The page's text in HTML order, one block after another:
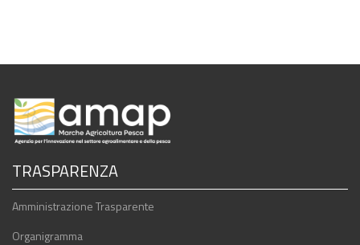
TRASPARENZA
Amministrazione Trasparente
Organigramma